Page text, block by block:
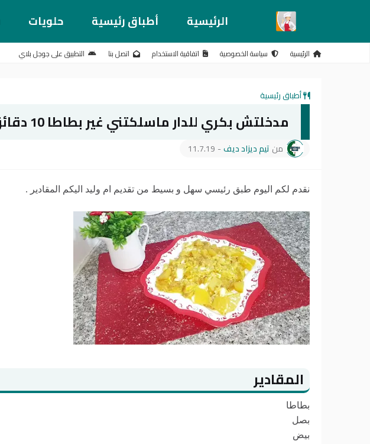
الرئيسية أطباق رئيسية حلويات
الرئيسية سياسة الخصوصية اتفاقية الاستخدام اتصل بنا التطبيق على جوجل بلاي
أطباق رئيسية
مدخلتش بكري للدار ماسلكتني غير بطاطا 10 دقائق
من تيم ديزاد ديف-
11.7.19
نقدم لكم اليوم طبق رئيسي سهل و بسيط من تقديم ام وليد اليكم المقادير .
المقادير
بطاطا
بصل
بيض